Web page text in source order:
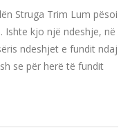
Struga Trim Lum pësoi
Ishte kjo një ndeshje, në
ndeshjet e fundit ndaj
se për herë të fundit